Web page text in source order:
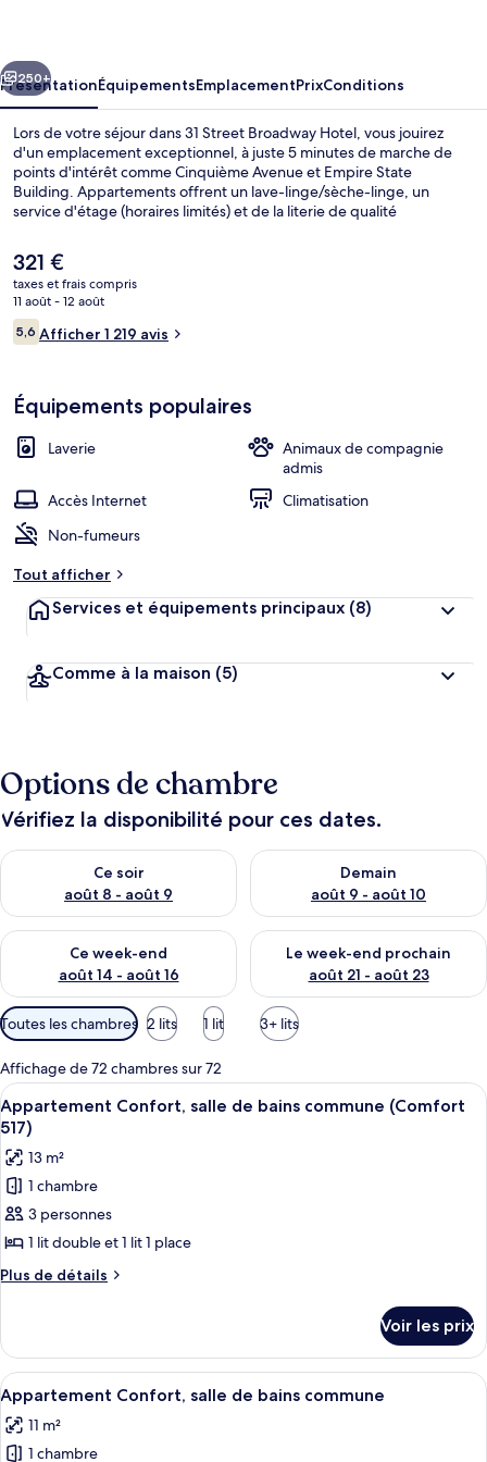
Suivant
250+
PrésentationÉquipementsEmplacementPrixConditions
Lors de votre séjour dans 31 Street Broadway Hotel, vous jouirez
d'un emplacement exceptionnel, à juste 5 minutes de marche de
points d'intérêt comme Cinquième Avenue et Empire State
Building. Appartements offrent un lave-linge/sèche-linge, un
service d'étage (horaires limités) et de la literie de qualité
un franc succès auprès des autres voyageurs. Les transports publics
se situent à une courte distance à pied : Station de métro 28th
Street (Broadway) est à 4 min et Station de 34th Street - Herald
Square, à 4 min.
Le
prix
actuel
est
de
321 €
taxes et frais compris
11 août - 12 août
Avis
voyageurs
5,65,6 sur 10
Afficher 1 219 avis
Équipements populaires
Laverie
Animaux de compagnie
admis
Accès Internet
Climatisation
Non-fumeurs
Tout afficher
Services et équipements principaux (8)
Comme à la maison (5)
Options de chambre
Vérifiez la disponibilité pour ces dates.
Ce soir
août 8 - août 9
Vérifier la disponibilité pour ce soir août 8 - août 9
Demain
août 9 - août 10
Vérifier la disponibilité pour
Ce week-end
août 14 - août 16
Vérifier la disponibilité pour ce week-end août 14 - août 16
Le week-end prochain
août 21 - août 23
Vérifier la disponibilité pour
Filtres
disponibles
pour
les
chambres
Toutes les chambres 2 lits 1 lit 3+ lits
Affichage de 72 chambres sur 72
Afficher
toutes
les
photos
pour
ce
type
de
Confort,
salle
de
bains
commune
Une petite chambre avec un lit
1
Appartement Confort, salle de bains commune (Comfort
517)
13 m²
1 chambre
3 personnes
1 lit double et 1 lit 1 place
Plus de détails
Plus
le
type
de
chambre
Appartement
Confort,
Voir les prix
Afficher
toutes
les
Une pièce de taille modeste
7
Appartement Confort, salle de bains commune
11 m²
1 chambre